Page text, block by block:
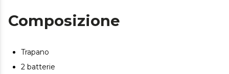
punte da trapano fino a 10 mm.
Nexus Power 21 V – 2.000 mAh (x2). Compatibile con
Funziona con precisione nelle zone buie. Luce da lavoro
LED.
Composizione
Trapano
2 batterie